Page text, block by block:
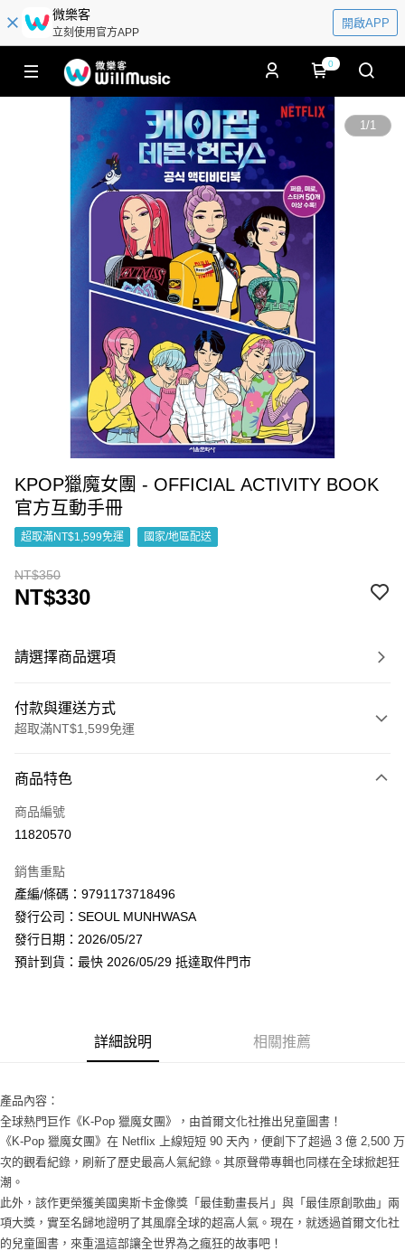
微樂客
立刻使用官方APP
開啟APP
0
1/1
KPOP獵魔女團 - OFFICIAL ACTIVITY BOOK
官方互動手冊
超取滿NT$1,599免運 國家/地區配送
NT$350
NT$330
請選擇商品選項
付款與運送方式
超取滿NT$1,599免運
信用卡一次付款
超商取貨付款
Apple Pay
街口支付
悠遊付
【關於「AFTEE先享後付」】
AFTEE先享後付是「在收到商品之後才付款」的支付方式。 讓您購物簡單
２．便利：只要手機號碼，簡訊認證，即可結帳。
３．安心：先確認商品／服務後，再付款。
【「AFTEE先享後付」結帳流程】
１．於結帳方式選擇「AFTEE先享後付」後，將跳轉至「AFTEE先享後付」
２．訂單成立數日內，您將收到繳費通知簡訊。
３．收到繳費通知簡訊後14天內，點擊此簡訊中的連結，可透過四大超商／
ATM／網路銀行／等多元方式進行付款，方視為交易完成。
※ 請注意：結帳手續完成當下不需立刻繳費，但若您需要取消訂單，請聯絡
全家取貨付款
每筆NT$60，滿NT$1,599(含以上)免運費
付款後全家取貨
每筆NT$60，滿NT$1,599(含以上)免運費
7-11取貨付款
商品特色
商品編號
11820570
銷售重點
產編/條碼：9791173718496
發行公司：SEOUL MUNHWASA
發行日期：2026/05/27
預計到貨：最快 2026/05/29 抵達取件門市
詳細說明 相關推薦
產品內容：
全球熱門巨作《K-Pop 獵魔女團》，由首爾文化社推出兒童圖書！
《K-Pop 獵魔女團》在 Netflix 上線短短 90 天內，便創下了超過 3 億 2,500 万
次的觀看紀錄，刷新了歷史最高人氣紀錄。其原聲帶專輯也同樣在全球掀起狂
潮。
此外，該作更榮獲美國奧斯卡金像獎「最佳動畫長片」與「最佳原創歌曲」兩
項大獎，實至名歸地證明了其風靡全球的超高人氣。現在，就透過首爾文化社
的兒童圖書，來重溫這部讓全世界為之瘋狂的故事吧！